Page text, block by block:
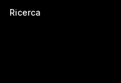
Ricerca